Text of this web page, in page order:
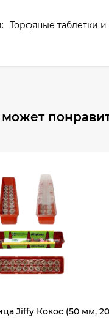
Торфяные таблетки
Jiffy Кокос (50 мм, 20